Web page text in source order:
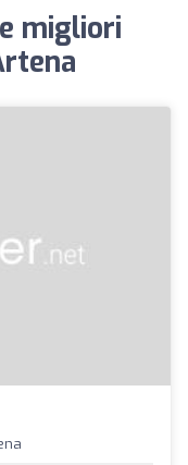
migliori